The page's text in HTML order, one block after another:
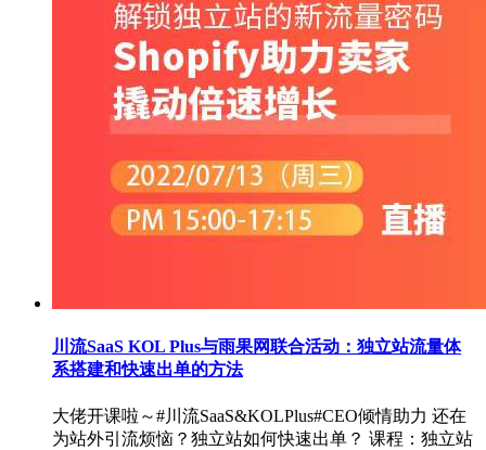
川流SaaS KOL Plus与雨果网联合活动：独立站流量体
系搭建和快速出单的方法
大佬开课啦～#川流SaaS&KOLPlus#CEO倾情助力 还在
为站外引流烦恼？独立站如何快速出单？ 课程：独立站